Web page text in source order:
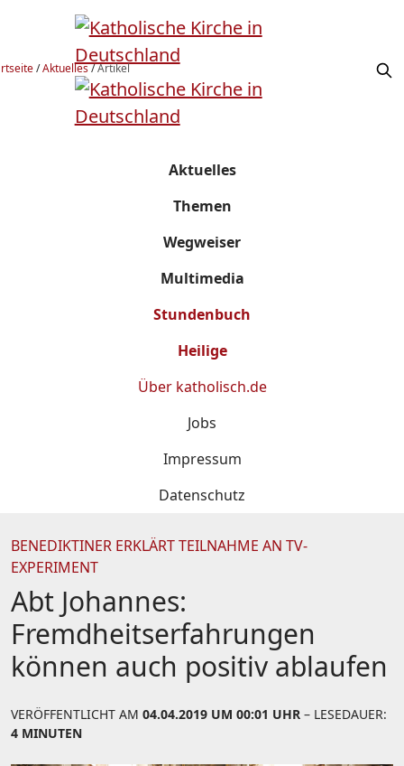
/Aktuelles/Artikel
Aktuelles
Themen
Wegweiser
Multimedia
Stundenbuch
Heilige
Über katholisch.de
Jobs
Impressum
Datenschutz
BENEDIKTINER ERKLÄRT TEILNAHME AN TV-
EXPERIMENT
Abt Johannes:
Fremdheitserfahrungen
können auch positiv ablaufen
VERÖFFENTLICHT AM 04.04.2019 UM 00:01 UHR – LESEDAUER:
4 MINUTEN